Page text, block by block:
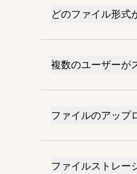
どのファイル形式
複数のユーザーが
ファイルのアップ
ファイルストレー